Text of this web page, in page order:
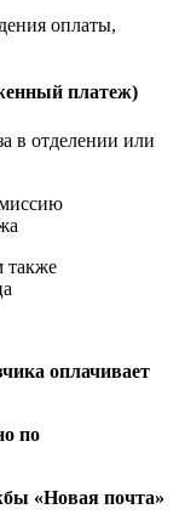
оплаты,
платеж)
в отделении или
также
оплачивает
по
«Новая почта»